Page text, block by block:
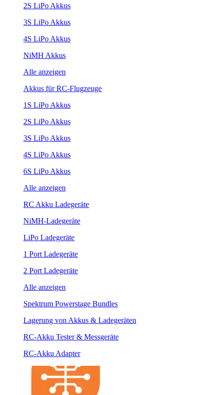
2S LiPo Akkus
3S LiPo Akkus
4S LiPo Akkus
NiMH Akkus
Alle anzeigen
Akkus für RC-Flugzeuge
1S LiPo Akkus
2S LiPo Akkus
3S LiPo Akkus
4S LiPo Akkus
6S LiPo Akkus
Alle anzeigen
RC Akku Ladegeräte
NiMH-Ladegeräte
LiPo Ladegeräte
1 Port Ladegeräte
2 Port Ladegeräte
Alle anzeigen
Spektrum Powerstage Bundles
Lagerung von Akkus & Ladegeräten
RC-Akku Tester & Messgeräte
RC-Akku Adapter